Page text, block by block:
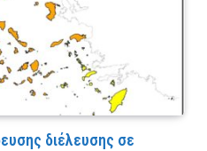
διέλευσης σε